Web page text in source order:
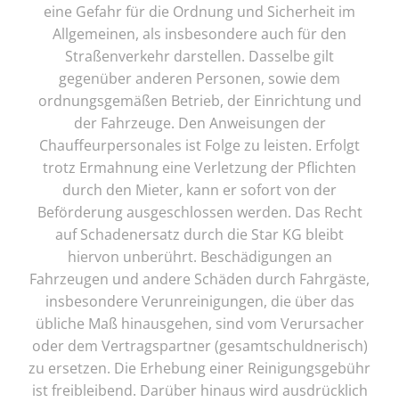
eine Gefahr für die Ordnung und Sicherheit im
Allgemeinen, als insbesondere auch für den
Straßenverkehr darstellen. Dasselbe gilt
gegenüber anderen Personen, sowie dem
ordnungsgemäßen Betrieb, der Einrichtung und
der Fahrzeuge. Den Anweisungen der
Chauffeurpersonales ist Folge zu leisten. Erfolgt
trotz Ermahnung eine Verletzung der Pflichten
durch den Mieter, kann er sofort von der
Beförderung ausgeschlossen werden. Das Recht
auf Schadenersatz durch die Star KG bleibt
hiervon unberührt. Beschädigungen an
Fahrzeugen und andere Schäden durch Fahrgäste,
insbesondere Verunreinigungen, die über das
übliche Maß hinausgehen, sind vom Verursacher
oder dem Vertragspartner (gesamtschuldnerisch)
zu ersetzen. Die Erhebung einer Reinigungsgebühr
ist freibleibend. Darüber hinaus wird ausdrücklich